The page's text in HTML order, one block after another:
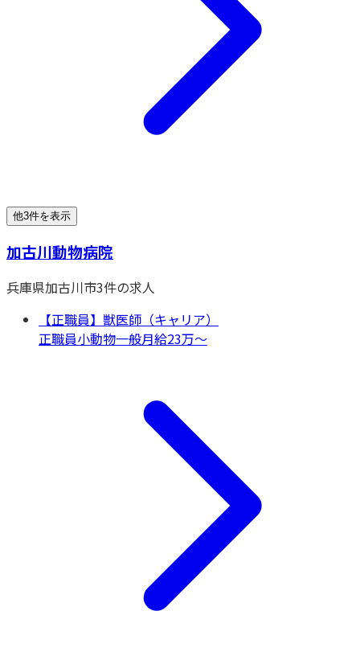
他3件を表示
加古川動物病院
兵庫県加古川市3件の求人
【正職員】獣医師（キャリア）
正職員小動物一般月給23万〜